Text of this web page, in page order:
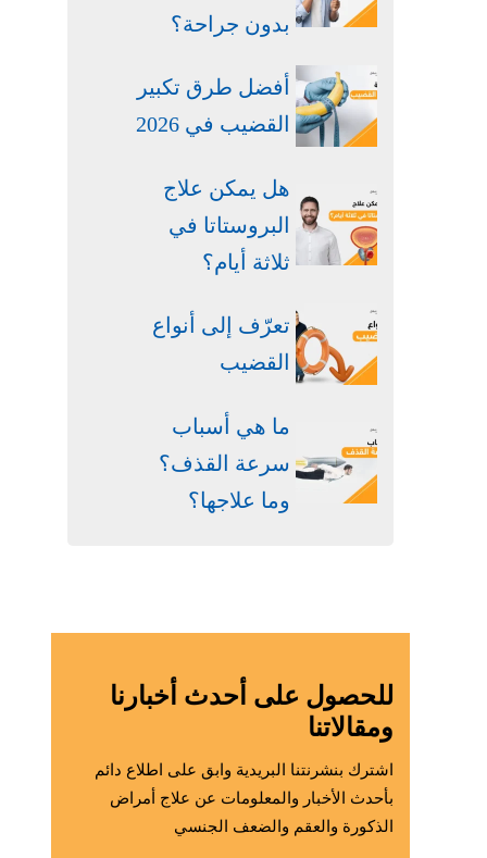
بدون جراحة​؟
أفضل طرق تكبير
القضيب في 2026
هل يمكن علاج
البروستاتا في
ثلاثة أيام؟
تعرّف إلى أنواع
القضيب
ما هي أسباب
سرعة القذف؟
وما علاجها؟
للحصول على أحدث أخبارنا
ومقالاتنا
اشترك بنشرنتنا البريدية وابق على اطلاع دائم
بأحدث الأخبار والمعلومات عن علاج أمراض
الذكورة والعقم والضعف الجنسي